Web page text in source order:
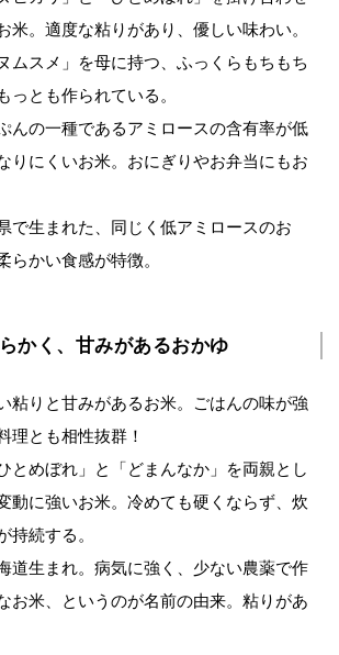
米。適度な粘りがあり、優しい味わい。
ムスメ」を母に持つ、ふっくらもちもち
っとも作られている。
んの一種であるアミロースの含有率が低
りにくいお米。おにぎりやお弁当にもお
で生まれた、同じく低アミロースのお
らかい食感が特徴。
かく、甘みがあるおかゆ
粘りと甘みがあるお米。ごはんの味が強
理とも相性抜群！
とめぼれ」と「どまんなか」を両親とし
動に強いお米。冷めても硬くならず、炊
持続する。
道生まれ。病気に強く、少ない農薬で作
お米、というのが名前の由来。粘りがあ